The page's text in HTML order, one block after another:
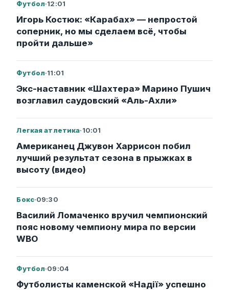
Футбол·12:01
Игорь Костюк: «Карабах» — непростой
соперник, но мы сделаем всё, чтобы
пройти дальше»
Футбол·11:01
Экс-наставник «Шахтера» Марино Пушич
возглавил саудовский «Аль-Ахли»
Легкая атлетика·10:01
Американец Джувон Харрисон побил
лучший результат сезона в прыжках в
высоту (видео)
Бокс·09:30
Василий Ломаченко вручил чемпионский
пояс новому чемпиону мира по версии
WBO
Футбол·09:04
Футболисты каменской «Надії» успешно